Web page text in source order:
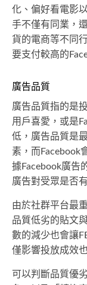
化、偏好看電影
手不僅有同業，
貨的電商等不同
要支付較高的
廣告品質
廣告品質指的是
用戶喜愛，或是
低，廣告品質是
素，而Facebook
據Facebook廣告
廣告對受眾是否
由於社群平台最
品質低劣的貼文
數的減少也會讓
僅影響投放成效
可以判斷品質優